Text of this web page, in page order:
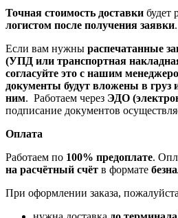
Точная стоимость доставки будет
логистом после получения заявки.
Если вам нужны распечатанные
(УПД или транспортная
согласуйте это с нашим
документы будут вложены в груз
ним. Работаем через ЭДО
подписание документов
Оплата
Работаем по 100% предоплате.
на расчётный счёт в формате
При оформлении заказа,